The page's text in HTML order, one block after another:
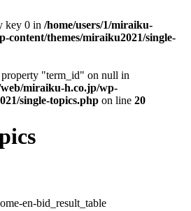
key 0 in /home/users/1/miraiku-
content/themes/miraiku2021/single-
property "term_id" on null in
miraiku-h.co.jp/wp-
single-topics.php on line 20
en-bid_result_table